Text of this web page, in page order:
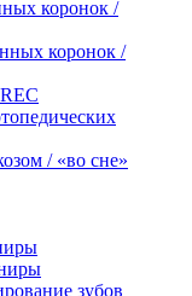
коронок /
коронок /
/ «во сне»
зубов